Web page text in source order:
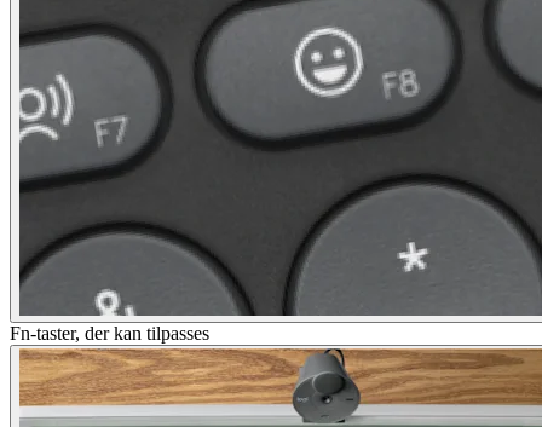
Fn-taster, der kan tilpasses